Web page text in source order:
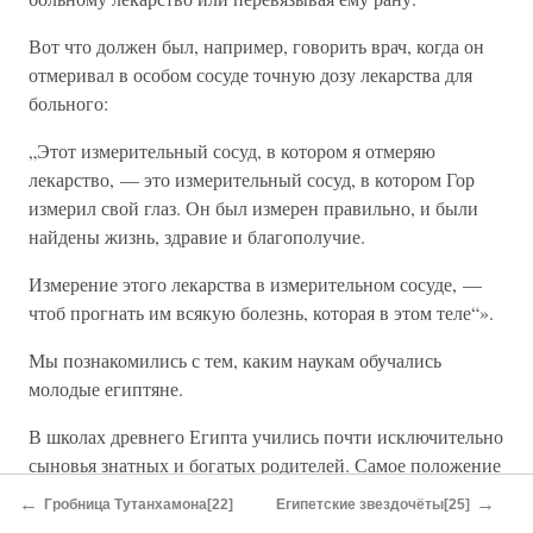
Вот что должен был, например, говорить врач, когда он
отмеривал в особом сосуде точную дозу лекарства для
больного:
„Этот измерительный сосуд, в котором я отмеряю
лекарство, — это измерительный сосуд, в котором Гор
измерил свой глаз. Он был измерен правильно, и были
найдены жизнь, здравие и благополучие.
Измерение этого лекарства в измерительном сосуде, —
чтоб прогнать им всякую болезнь, которая в этом теле“».
Мы познакомились с тем, каким наукам обучались
молодые египтяне.
В школах древнего Египта учились почти исключительно
сыновья знатных и богатых родителей. Самое положение
школ при главных учреждениях и храмах уже говорит о
← Гробница Тутанхамона[22] Египетские звездочёты[25] →